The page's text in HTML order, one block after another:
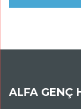
ALFA GENÇ